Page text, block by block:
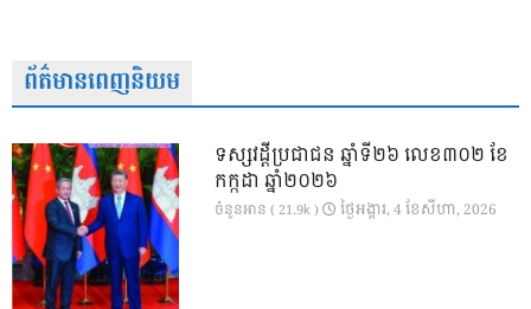
ព័ត៌មានពេញនិយម
ទស្សវដ្តីប្រជាជន ឆ្នាំទី២៦ លេខ៣០២ ខែ
កក្កដា ឆ្នាំ២០២៦
ចំនួនអាន ( 21.9k ) ថ្ងៃ​អង្គារ, 4 ខែ​សីហា, 2026